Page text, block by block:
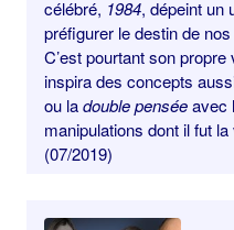
célébré, 1984, dépeint un
préfigurer le destin de
C’est pourtant son propre
inspira des concepts
ou ladouble penséeavec
manipulations dont il fut
(07/2019)